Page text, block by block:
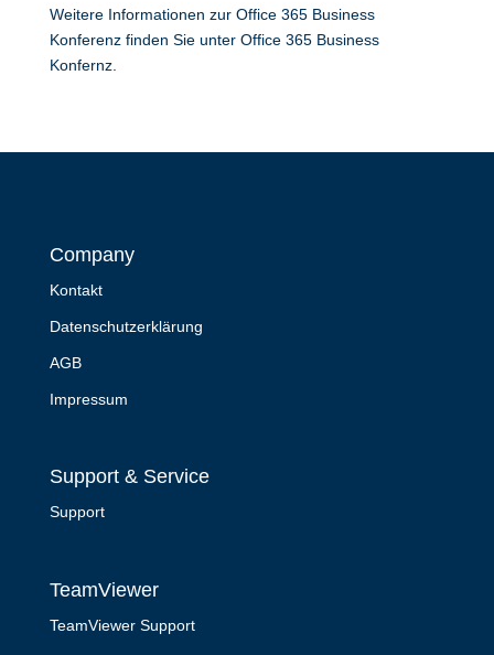
Weitere Informationen zur Office 365 Business
Konferenz finden Sie unter Office 365 Business
Konfernz.
Company
Kontakt
Datenschutzerklärung
AGB
Impressum
Support & Service
Support
TeamViewer
TeamViewer Support